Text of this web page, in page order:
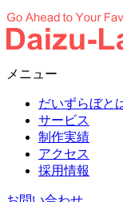
メニュー
だいずらぼと
サービス
制作実績
アクセス
採用情報